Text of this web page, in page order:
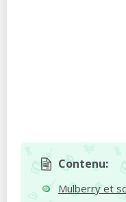
Contenu:
Mulberry et